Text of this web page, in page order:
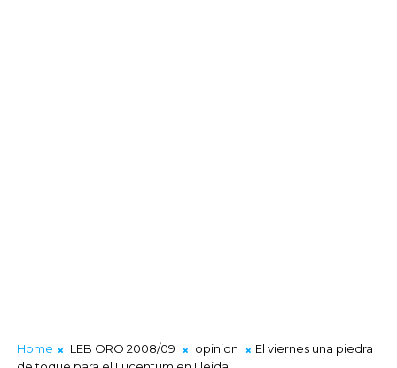
Home LEB ORO 2008/09 opinion
El viernes una piedra